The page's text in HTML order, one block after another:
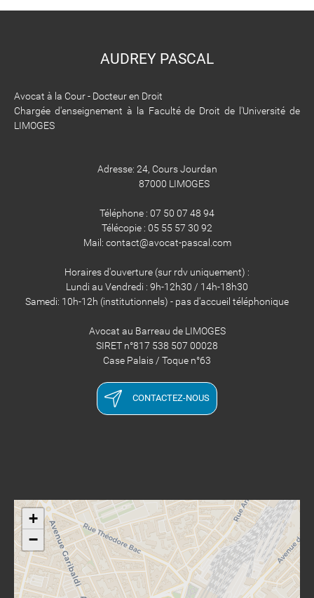
AUDREY PASCAL
Avocat à la Cour - Docteur en Droit
Chargée d'enseignement à la Faculté de Droit de l'Université de
LIMOGES
Adresse: 24, Cours Jourdan
87000 LIMOGES
Téléphone : 07 50 07 48 94
​​​​​​​Télécopie : 05 55 57 30 92
​​​​​​​Mail: contact@avocat-pascal.com
Horaires d'ouverture (sur rdv uniquement) :
Lundi au Vendredi : 9h-12h30 / 14h-18h30
​​​​​​​Samedi: 10h-12h (institutionnels) - pas d'accueil téléphonique
Avocat au Barreau de LIMOGES
SIRET n°817 538 507 00028
​​​​​​​Case Palais / Toque n°63
CONTACTEZ-NOUS
+
−